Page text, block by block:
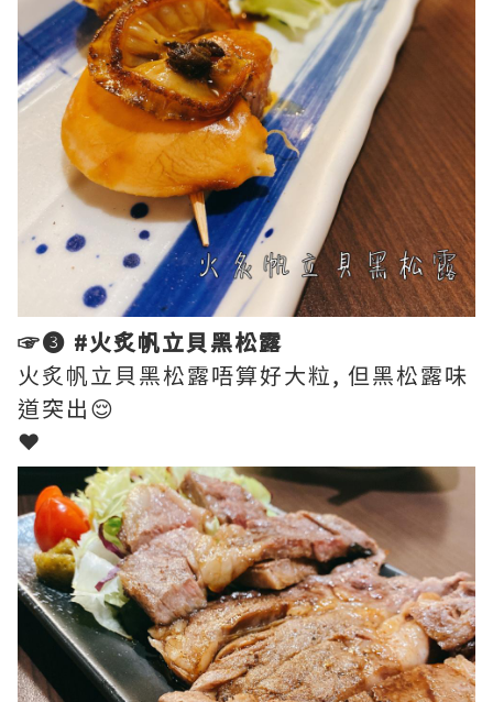
☞❸ #火炙帆立貝黑松露
火炙帆立貝黑松露唔算好大粒, 但黑松露味
道突出😌
❤︎